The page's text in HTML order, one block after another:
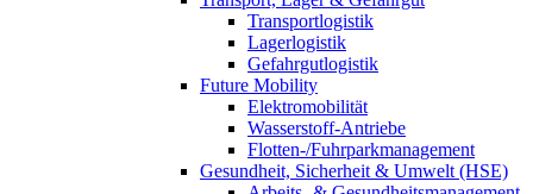
Transportlogistik
Lagerlogistik
Gefahrgutlogistik
Future Mobility
Elektromobilität
Wasserstoff-Antriebe
Flotten-/Fuhrparkmanagement
Gesundheit, Sicherheit & Umwelt (HSE)